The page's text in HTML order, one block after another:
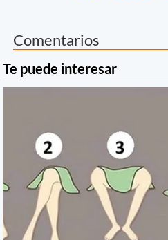
Comentarios